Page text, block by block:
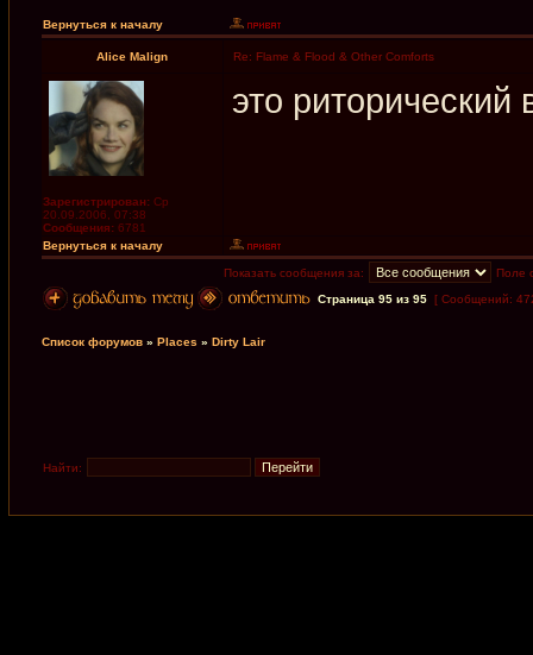
Вернуться к началу
Alice Malign Re: Flame & Flood & Other Comforts
Зарегистрирован: Ср
20.09.2006, 07:38
Сообщения: 6781
это риторический
Вернуться к началу
Показать сообщения за:
Поле
Страница 95 из 95 [ Сообщений:
Список форумов » Places » Dirty Lair
Найти: